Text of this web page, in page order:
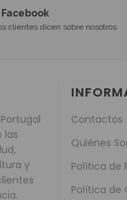
clientes dicen sobre nosotros
las
y
Contactos
Quiénes
Política de
Política de